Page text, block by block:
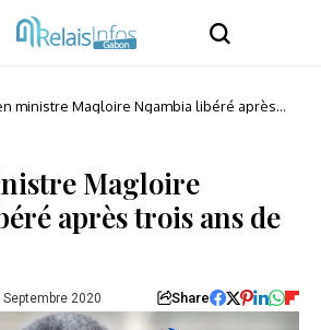
ministre Magloire Ngambia libéré après
Magloire
après trois ans de
Septembre 2020 Share